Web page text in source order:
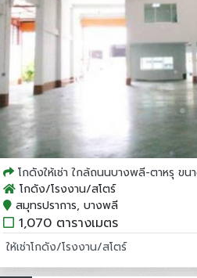
โกดังให้เช่า ใกล้ถนนบางพลี-ตาหรุ ขน
โกดัง/โรงงาน/สโตร์
สมุทรปราการ, บางพลี
1,070 ตารางเมตร
ให้เช่าโกดัง/โรงงาน/สโตร์